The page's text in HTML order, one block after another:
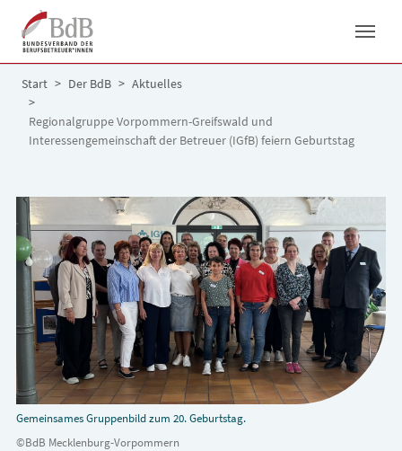
Skip to main navigation
Skip to main content
Skip to page footer
You are here:
Start Der BdB Aktuelles
Regionalgruppe Vorpommern-Greifswald und
Interessengemeinschaft der Betreuer (IGfB) feiern Geburtstag
Gemeinsames Gruppenbild zum 20. Geburtstag.
©BdB Mecklenburg-Vorpommern